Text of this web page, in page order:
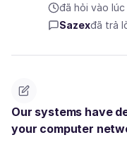
đã hỏi vào
Sazexđã trả
Our systems have
your computer